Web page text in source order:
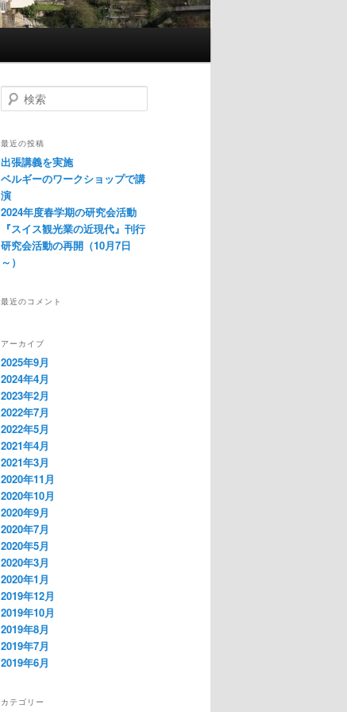
検
索
最近の投稿
出張講義を実施
ベルギーのワークショップで講
演
2024年度春学期の研究会活動
『スイス観光業の近現代』刊行
研究会活動の再開（10月7日
～）
最近のコメント
アーカイブ
2025年9月
2024年4月
2023年2月
2022年7月
2022年5月
2021年4月
2021年3月
2020年11月
2020年10月
2020年9月
2020年7月
2020年5月
2020年3月
2020年1月
2019年12月
2019年10月
2019年8月
2019年7月
2019年6月
カテゴリー